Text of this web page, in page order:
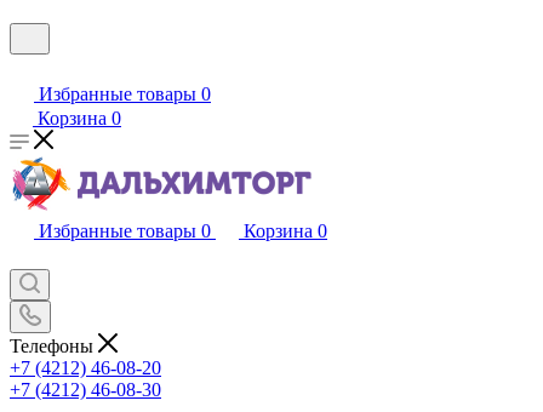
Избранные товары 0
Корзина 0
Избранные товары 0 Корзина 0
Телефоны
+7 (4212) 46-08-20
+7 (4212) 46-08-30